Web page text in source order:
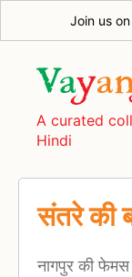
Join us on
A curated
Hindi
संतरे की
नागपुर की फेमस